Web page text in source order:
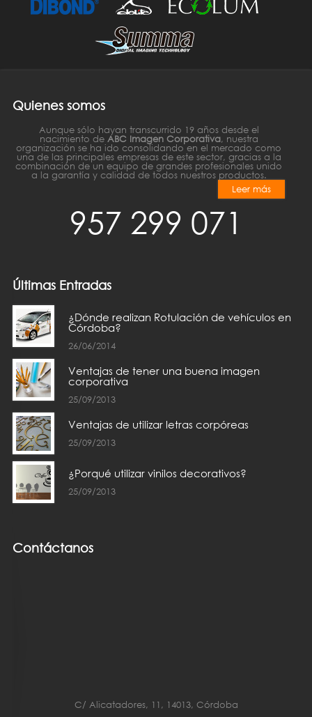
Quienes somos
Aunque sólo hayan transcurrido 19 años desde el
nacimiento de ABC Imagen Corporativa, nuestra
organización se ha ido consolidando en el mercado como
una de las principales empresas de este sector, gracias a la
combinación de un equipo de grandes profesionales unido
a la garantía y calidad de todos nuestros productos.
Leer más
957 299 071
Últimas Entradas
¿Dónde realizan Rotulación de vehículos en
Córdoba?
26/06/2014
Ventajas de tener una buena imagen
corporativa
25/09/2013
Ventajas de utilizar letras corpóreas
25/09/2013
¿Porqué utilizar vinilos decorativos?
25/09/2013
Contáctanos
C/ Alicatadores, 11, 14013, Córdoba